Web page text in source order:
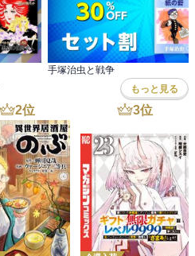
手塚治虫と戦争
もっと見る
2位 3位